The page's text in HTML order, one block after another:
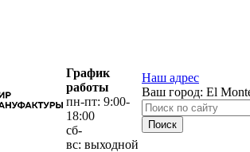
График
работы
пн-пт: 9:00-
18:00
сб-
вс: выходной
Наш адрес
Ваш город: El